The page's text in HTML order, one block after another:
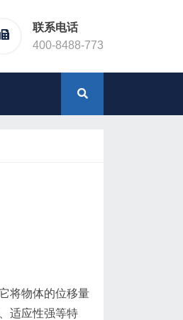
联系电话
400-8488-773
将物体的位移量
适应性强等特